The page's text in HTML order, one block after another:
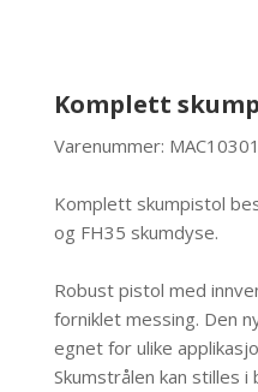
Komplett
Varenummer:
Komplett skumpistol
og FH35 skumdyse.
Robust pistol med
forniklet messing. Den
egnet for ulike
Skumstrålen kan stilles